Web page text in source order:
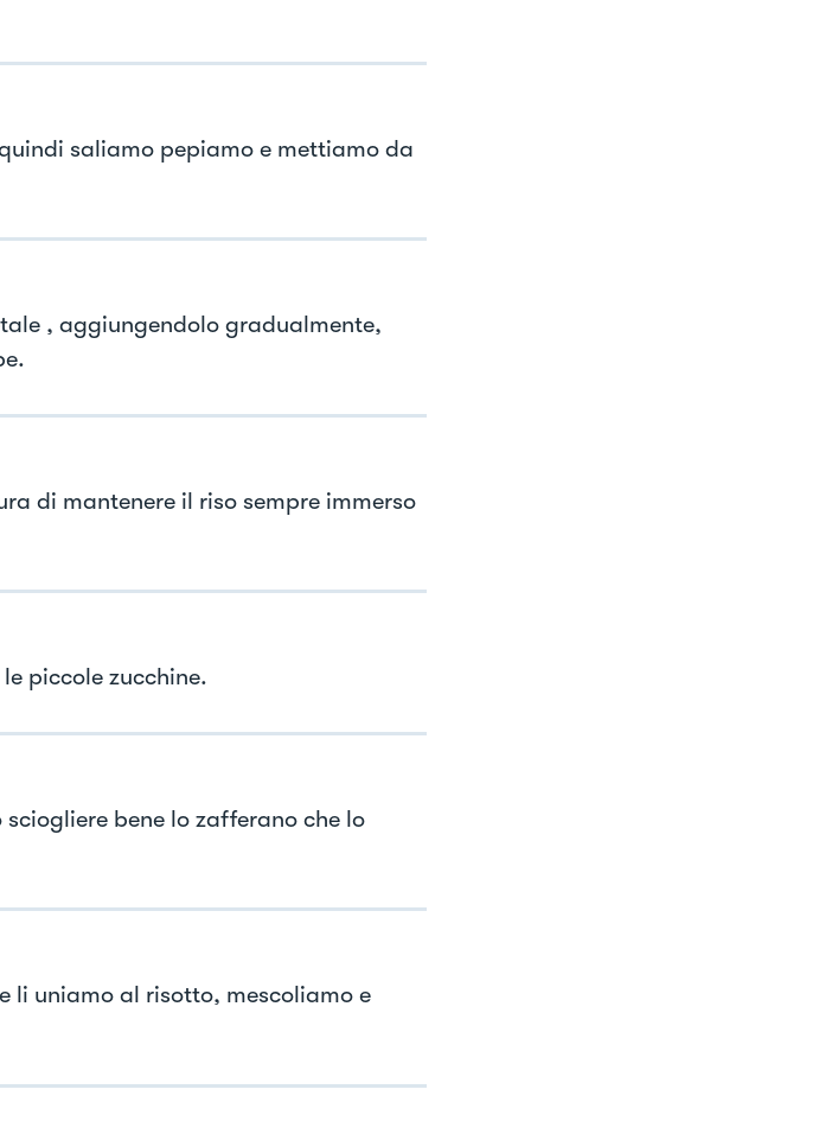
saliamo pepiamo e mettiamo da
, aggiungendolo gradualmente,
di mantenere il riso sempre immerso
piccole zucchine.
bene lo zafferano che lo
li uniamo al risotto, mescoliamo e